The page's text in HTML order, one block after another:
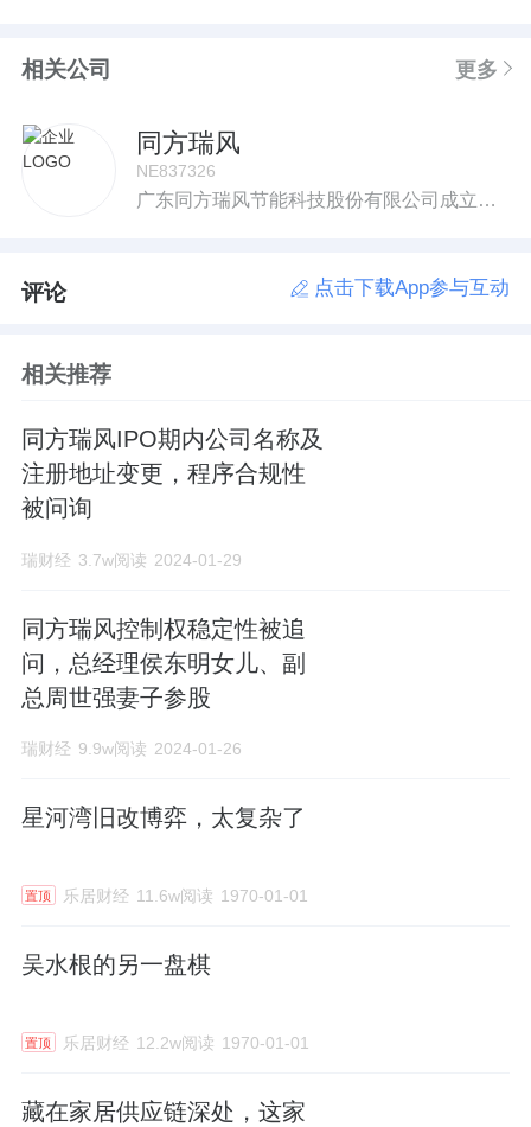
相关公司 更多
同方瑞风
NE837326
广东同方瑞风节能科技股份有限公司成立于2007年,总部设于佛山市顺德区,是中核集团“清华同方”旗下的创新型高科技企业,专门从事中央空调系统节能方案定制及行业专用型空调产品定制。位于顺德高新区的研发及生产基地拥有20000平米现代化厂房、一流的多功能烩差实验室及先进的加工设备。2016年5月5日,同方瑞风登陆“新三板”,证券代码:837326。2021年6月7日,同方瑞风正式进入创新层。同方瑞风坚持“精英、精品,创新、创造”的企业经营宗旨,在制造精良产品的同时,也致力于打造一支富有行业经验和创新意识的精英团队。作为“高新技术企业”,同方瑞风十分重视研发投入,将研发重点定位于绿色建筑节能技术领域,围绕节能空调系统和节能空调产品两个主题进行攻关,在国内率先推出拥有自主知识产权的新型节能空调系统——基于高低温双冷源的温湿分控空调系统(简称双冷源空调系统),可以使制冷空调系统整体节能25~30%,已成功应用于医院手术部及制药、电子等行业,取得了良好的节能效果,获得用户和行业专家的高度认可。另外,同方瑞风率先在行业内推广的数字化新风技术,可以将大型公共建筑的新风系统能耗降低约50%,使空调系统的全年能耗降低15~20%。针对不同地区、不同行业,同方瑞风提出的其他前沿空调节能技术方案,也正在得到广泛应用。目前,同方瑞风已拥有4项发明专利、50余项实用新型专利、1项外观专利及6项软件著作权,相关产品也先后通过CRAA、TUV等权威认证,并先后获得:国家级科技型中小企业技术创新基金及省市区三级配套基金,第六届创新创业大赛广州赛区第二名、广东赛区二等奖、国赛优胜奖。2020年,公司由广东省科学技术厅认定为“广东省节能与洁净空调制造工程技术研究中心”依托单位。2021年,公司参与的“医疗机构生物气溶胶防控关键技术标准及评价技术研究与应用”项目,获批为国家重点研发计划国家质量基础设施体系”专项。2023年1月,广东省工业和信息化厅认定公司为“专精特新中小企业”。经过多年的努力,同方瑞风逐渐形成了一套成熟的业务模式:在绿色公共建筑建设领域——主要面向医院、交通框纽、大型会展馆、超高层建筑等高端用户,以“节能方案定制”+“专用节能产品成套”为业务模式,专注于温湿分控等节能空调系统技术的推广应用,开展系统专用型节能空调产品的研发、制造、销售、服务。在绿色工房建设领域——主要面向制药、医疗净化、食品、烟草、现代化农业、电子半导体、精密加工等行业领域的广大用户,以“专用节能产品定制”为业务模式,致力于温湿分控等节能技术的推广应用,提供行业专用型节能空调产品,并开展节能诊断、节能规划、节能工程及节能改造工程业务。
评论 点击下载App参与互动
相关推荐
同方瑞风IPO期内公司名称及
注册地址变更，程序合规性
被问询
瑞财经 3.7w阅读 2024-01-29
同方瑞风控制权稳定性被追
问，总经理侯东明女儿、副
总周世强妻子参股
瑞财经 9.9w阅读 2024-01-26
星河湾旧改博弈，太复杂了
置顶 乐居财经 11.6w阅读 1970-01-01
吴水根的另一盘棋
置顶 乐居财经 12.2w阅读 1970-01-01
藏在家居供应链深处，这家